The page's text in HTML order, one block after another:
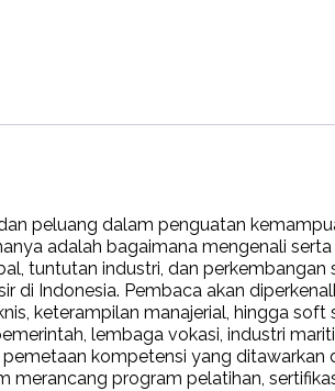
peluang dalam penguatan
adalah bagaimana mengenali serta
tuntutan industri, dan perkembangan
di Indonesia. Pembaca akan
keterampilan manajerial, hingga soft
lembaga vokasi, industri
kompetensi yang ditawarkan
program pelatihan,